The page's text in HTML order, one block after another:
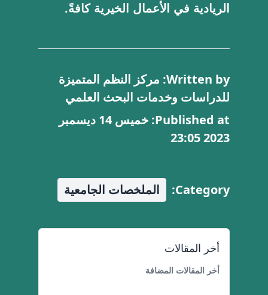
الريادية في الأعمال الخيرية كافةً.
Written by: مركز النظم المتميزة
للدراسات وخدمات البحث العلمي
Published at: خميس 14 ديسمبر
2023 23:05
Category: الملخصات الجامعية
أخر المقالات
أخر المقالات المضافة